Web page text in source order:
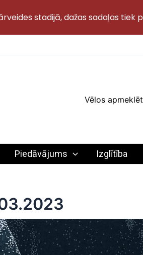
Vēlos apmeklēt
Piedāvājums Izglītība
stadijā, dažas sadaļas tiek